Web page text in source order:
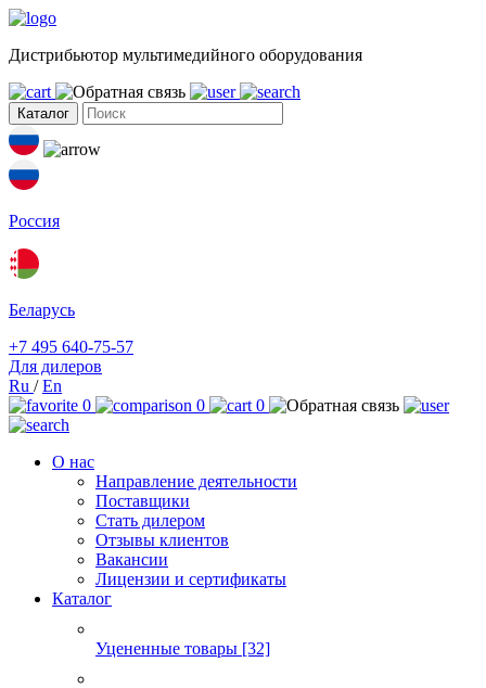
Дистрибьютор мультимедийного оборудования
Каталог
Россия
Беларусь
+7 495 640-75-57
Для дилеров
Ru /En
0
0 0
О нас
Направление деятельности
Поставщики
Стать дилером
Отзывы клиентов
Вакансии
Лицензии и сертификаты
Каталог
Уцененные товары [32]